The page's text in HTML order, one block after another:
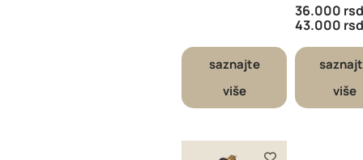
saznajte
više
36.000 rsd
43.000 rsd
više